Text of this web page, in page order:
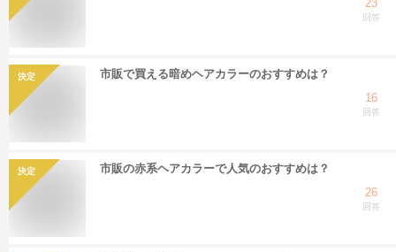
23
回答
決定
市販で買える暗めヘアカラーのおすすめは？
16
回答
決定
市販の赤系ヘアカラーで人気のおすすめは？
26
回答